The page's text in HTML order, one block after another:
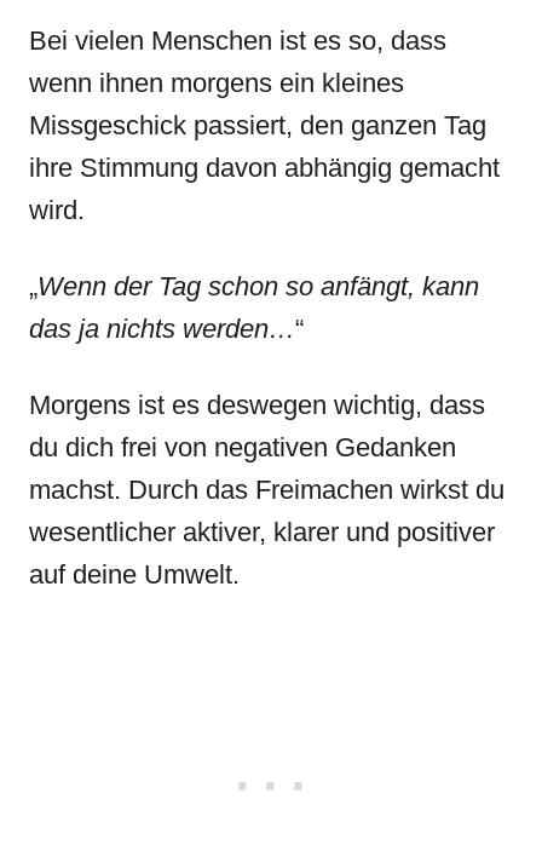
Bei vielen Menschen ist es so, dass
wenn ihnen morgens ein kleines
Missgeschick passiert, den ganzen Tag
ihre Stimmung davon abhängig gemacht
wird.
„Wenn der Tag schon so anfängt, kann
das ja nichts werden…“
Morgens ist es deswegen wichtig, dass
du dich frei von negativen Gedanken
machst. Durch das Freimachen wirkst du
wesentlicher aktiver, klarer und positiver
auf deine Umwelt.